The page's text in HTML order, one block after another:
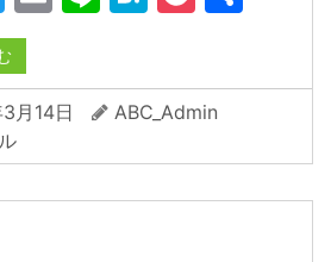
月14日
ABC_Admin